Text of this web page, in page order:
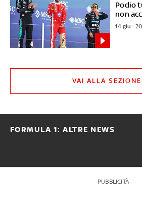
Podio
non
14 giu -
VAI ALLA SEZIONE
FORMULA 1: ALTRE NEWS
PUBBLICITÀ